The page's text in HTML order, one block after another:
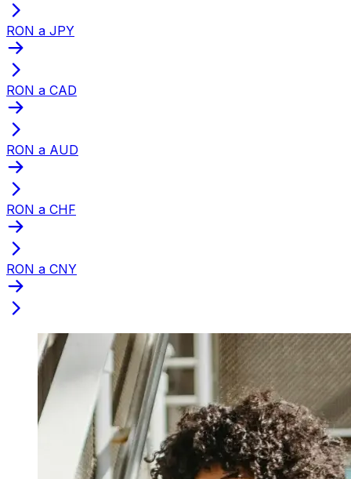
RON a JPY
RON a CAD
RON a AUD
RON a CHF
RON a CNY